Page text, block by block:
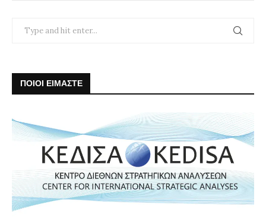
ΠΟΙΟΙ ΕΙΜΑΣΤΕ